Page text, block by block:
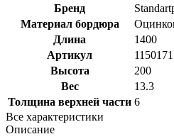
Бренд
Материал бордюра
Длина
1400
Артикул
1150171
Высота
200
Вес
13.3
Толщина верхней части 6
Все характеристики
Описание